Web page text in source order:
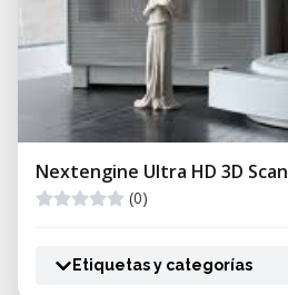
Nextengine Ultra HD 3D
(0)
Etiquetas y categorías